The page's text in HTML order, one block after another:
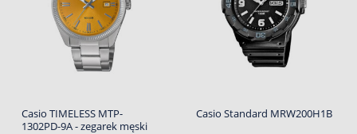
Casio TIMELESS MTP-
1302PD-9A - zegarek męski
Casio Standard MRW200H1B